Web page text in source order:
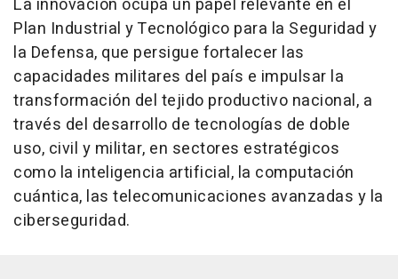
La innovación ocupa un papel relevante en el
Plan Industrial y Tecnológico para la Seguridad y
la Defensa, que persigue fortalecer las
capacidades militares del país e impulsar la
transformación del tejido productivo nacional, a
través del desarrollo de tecnologías de doble
uso, civil y militar, en sectores estratégicos
como la inteligencia artificial, la computación
cuántica, las telecomunicaciones avanzadas y la
ciberseguridad.